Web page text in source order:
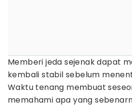
Memberi jeda sejenak dapat
kembali stabil sebelum
Waktu tenang membuat
memahami apa yang